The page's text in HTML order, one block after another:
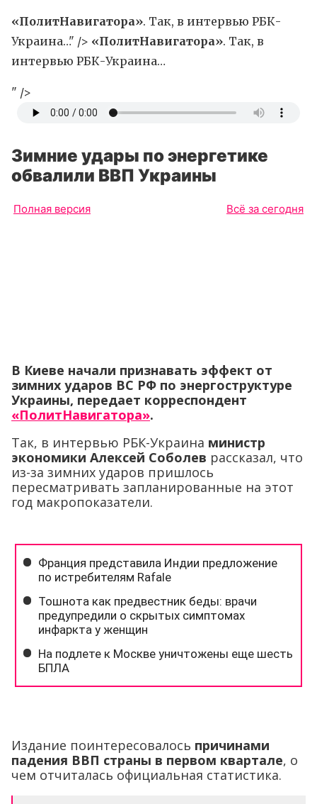
«ПолитНавигатора». Так, в интервью РБК-
Украина…" /> «ПолитНавигатора». Так, в
интервью РБК-Украина…
" />
Зимние удары по энергетике
обвалили ВВП Украины
Полная версия Всё за сегодня
В Киеве начали признавать эффект от
зимних ударов ВС РФ по энергоструктуре
Украины, передает корреспондент
«ПолитНавигатора».
Так, в интервью РБК-Украина министр
экономики Алексей Соболев рассказал, что
из-за зимних ударов пришлось
пересматривать запланированные на этот
год макропоказатели.
Издание поинтересовалось причинами
падения ВВП страны в первом квартале, о
чем отчиталась официальная статистика.